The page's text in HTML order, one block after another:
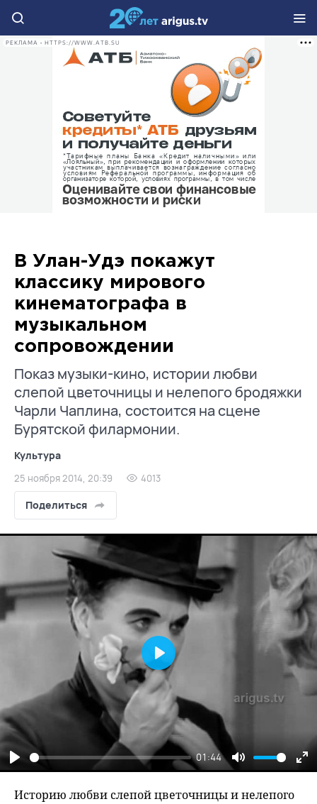
РЕКЛАМА • HTTPS://WWW.ATB.SU
В Улан-Удэ покажут
классику мирового
кинематографа в
музыкальном
сопровождении
Показ музыки-кино, истории любви
слепой цветочницы и нелепого бродяжки
Чарли Чаплина, состоится на сцене
Бурятской филармонии.
Культура
25 ноября 2014, 20:39 4013
Поделиться
Play
01:44
Mute
Play
Историю любви слепой цветочницы и нелепого